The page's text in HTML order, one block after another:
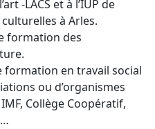
-LACS et à l’IUP de
à Arles.
formation des
formation en travail social
ou d’organismes
IMF, Collège Coopératif,